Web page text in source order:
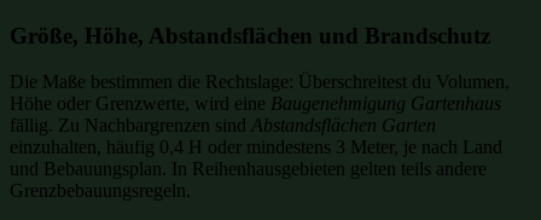
Größe, Höhe, Abstandsflächen und Brandschutz
Die Maße bestimmen die Rechtslage: Überschreitest du Volumen,
Höhe oder Grenzwerte, wird eine Baugenehmigung Gartenhaus
fällig. Zu Nachbargrenzen sind Abstandsflächen Garten
einzuhalten, häufig 0,4 H oder mindestens 3 Meter, je nach Land
und Bebauungsplan. In Reihenhausgebieten gelten teils andere
Grenzbebauungsregeln.